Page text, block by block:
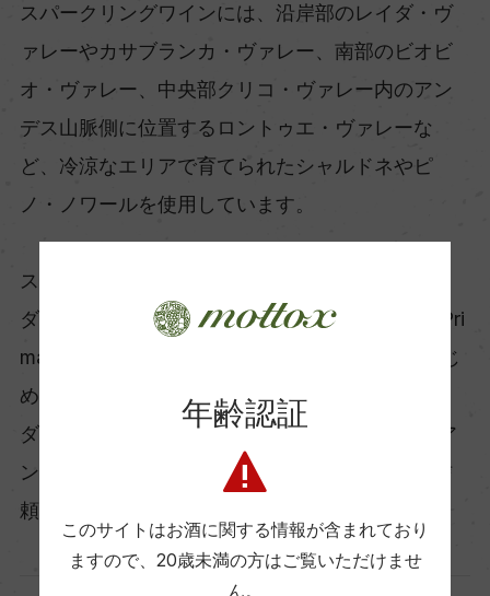
スパークリングワインには、沿岸部のレイダ・ヴ
ァレーやカサブランカ・ヴァレー、南部のビオビ
オ・ヴァレー、中央部クリコ・ヴァレー内のアン
デス山脈側に位置するロントゥエ・ヴァレーな
ど、冷涼なエリアで育てられたシャルドネやピ
ノ・ノワールを使用しています。
スティルワインには、クリコ・ヴァレー内サグラ
ダ・ファミリアに所有する300haの自社畑「La Pri
mavera（ラ・プリマヴェーラ）」のブドウをはじ
め、マイポ・ヴァレーのChada（チャダ）やレイ
ダ・ヴァレーのSan Andres de Huinca（サン・ア
ンドレス・デ・ウニカ）等の畑で収穫された、信
頼のおける契約農家のブドウを使用しています。
年齢認証
このサイトはお酒に関する情報が含まれており
ますので、 20歳未満の方はご覧いただけませ
ん。